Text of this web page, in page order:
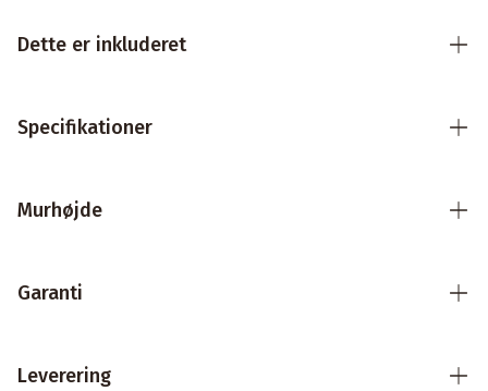
Dette er inkluderet
Specifikationer
Murhøjde
Garanti
Leverering